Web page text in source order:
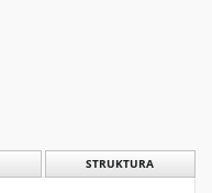
STRUKTURA